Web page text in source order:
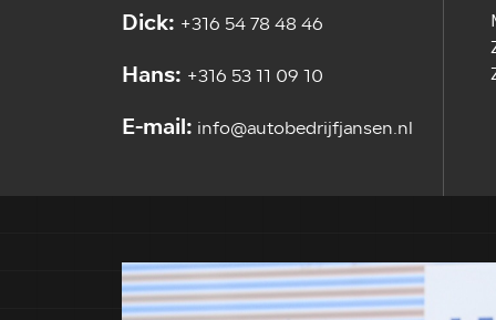
Dick: +316 54 78 48 46
Hans: +316 53 11 09 10
E-mail: info@autobedrijfjansen.nl